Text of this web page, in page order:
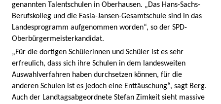
genannten Talentschulen in Oberhausen. „Das Hans-Sachs-
Berufskolleg und die Fasia-Jansen-Gesamtschule sind in das
Landesprogramm aufgenommen worden“, so der SPD-
Oberbürgermeisterkandidat.
„Für die dortigen Schülerinnen und Schüler ist es sehr
erfreulich, dass sich ihre Schulen in dem landesweiten
Auswahlverfahren haben durchsetzen können, für die
anderen Schulen ist es jedoch eine Enttäuschung“, sagt Berg.
Auch der Landtagsabgeordnete Stefan Zimkeit sieht massive